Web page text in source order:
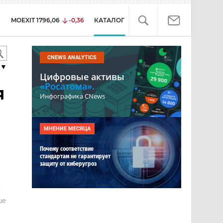
MOEXIT 1796,06 -0,36 КАТАЛОГ
▼
CNEWS ANALYTICS
Цифровые активы
«Росатома».
Инфографика CNews
МНЕНИЕ МЕСЯЦА
Почему соответствие
стандартам не гарантирует
защиту от киберугроз